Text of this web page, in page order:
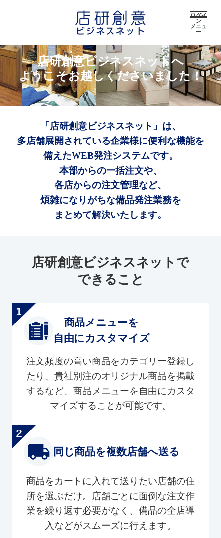
ログイ
ン
メニュ
ー
店研創意ビジネスネットへ
ようこそお越しくださいました！
「店研創意ビジネスネット」は、
多店舗展開されている企業様に便利な機能を
備えたWEB発注システムです。
本部からの一括注文や、
各店からの注文管理など、
煩雑になりがちな備品発注業務を
まとめて解決いたします。
店研創意ビジネスネットで
できること
商品メニューを
自由にカスタマイズ
注文頻度の高い商品をカテゴリー登録し
たり、貴社別注のオリジナル商品を掲載
するなど、商品メニューを自由にカスタ
マイズすることが可能です。
同じ商品を複数店舗へ送る
商品をカートに入れて送りたい店舗の住
所を選ぶだけ。店舗ごとに面倒な注文作
業を繰り返す必要がなく、備品の全店導
入などがスムーズに行えます。